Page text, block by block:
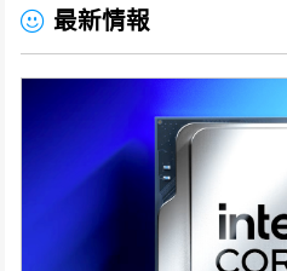
最新情報